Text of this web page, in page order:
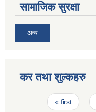
सामाजिक सुरक्षा
अन्य
कर तथा शुल्कहरु
Pages« first